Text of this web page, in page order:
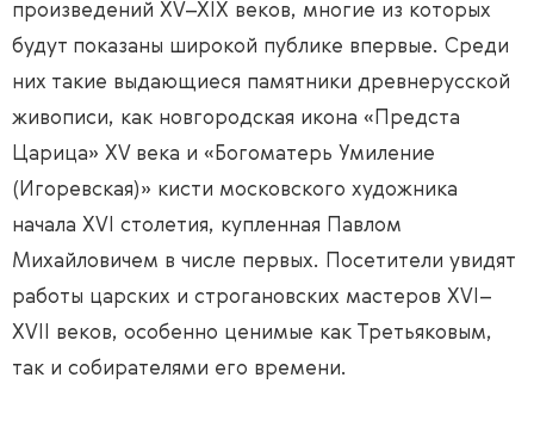
произведений XV–XIX веков, многие из которых
будут показаны широкой публике впервые. Среди
них такие выдающиеся памятники древнерусской
живописи, как новгородская икона «Предста
Царица» XV века и «Богоматерь Умиление
(Игоревская)» кисти московского художника
начала XVI столетия, купленная Павлом
Михайловичем в числе первых. Посетители увидят
работы царских и строгановских мастеров XVI–
XVII веков, особенно ценимые как Третьяковым,
так и собирателями его времени.